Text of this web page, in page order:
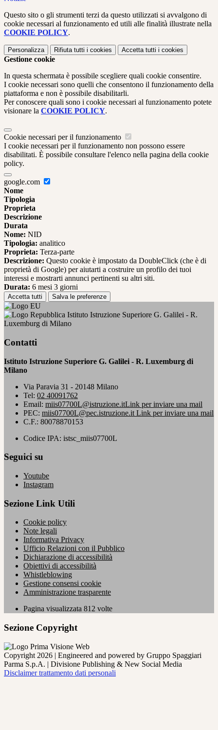
Questo sito o gli strumenti terzi da questo utilizzati si avvalgono di
cookie necessari al funzionamento ed utili alle finalità illustrate nella
COOKIE POLICY.
Personalizza Rifiuta tutti i cookies Accetta tutti i cookies
Gestione cookie
In questa schermata è possibile scegliere quali cookie consentire.
I cookie necessari sono quelli che consentono il funzionamento della
piattaforma e non è possibile disabilitarli.
Per conoscere quali sono i cookie necessari al funzionamento potete
visionare la COOKIE POLICY.
Cookie necessari per il funzionamento
I cookie necessari per il funzionamento non possono essere
disabilitati. È possibile consultare l'elenco nella pagina della cookie
policy.
google.com
Nome
Tipologia
Proprieta
Descrizione
Durata
Nome: NID
Tipologia: analitico
Proprieta: Terza-parte
Descrizione: Questo cookie è impostato da DoubleClick (che è di
proprietà di Google) per aiutarti a costruire un profilo dei tuoi
interessi e mostrarti annunci pertinenti su altri siti.
Durata: 6 mesi 3 giorni
Accetta tutti Salva le preferenze
Istituto Istruzione Superiore G. Galilei - R.
Luxemburg di Milano
Contatti
Istituto Istruzione Superiore G. Galilei - R. Luxemburg di
Milano
Via Paravia 31 - 20148 Milano
Tel: 02 40091762
Email: miis07700L@istruzione.itLink per inviare una mail
PEC: miis07700L@pec.istruzione.it Link per inviare una mail
C.F.: 80078870153
Codice IPA: istsc_miis07700L
Seguici su
Youtube
Instagram
Sezione Link Utili
Cookie policy
Note legali
Informativa Privacy
Ufficio Relazioni con il Pubblico
Dichiarazione di accessibilità
Obiettivi di accessibilità
Whistleblowing
Gestione consensi cookie
Amministrazione trasparente
Pagina visualizzata 812 volte
Sezione Copyright
Copyright 2026 | Engineered and powered by Gruppo Spaggiari
Parma S.p.A. | Divisione Publishing & New Social Media
Disclaimer trattamento dati personali